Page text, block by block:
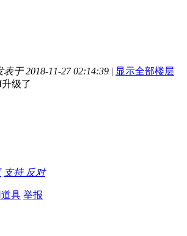
表于 2018-11-27 02:14:39 | 显示全部楼层
级了
支持 反对
具 举报